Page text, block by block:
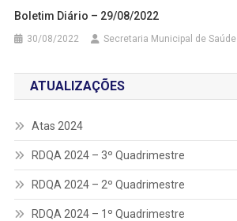
Boletim Diário – 29/08/2022
30/08/2022 Secretaria Municipal de Saúde
ATUALIZAÇÕES
Atas 2024
RDQA 2024 – 3º Quadrimestre
RDQA 2024 – 2º Quadrimestre
RDQA 2024 – 1º Quadrimestre